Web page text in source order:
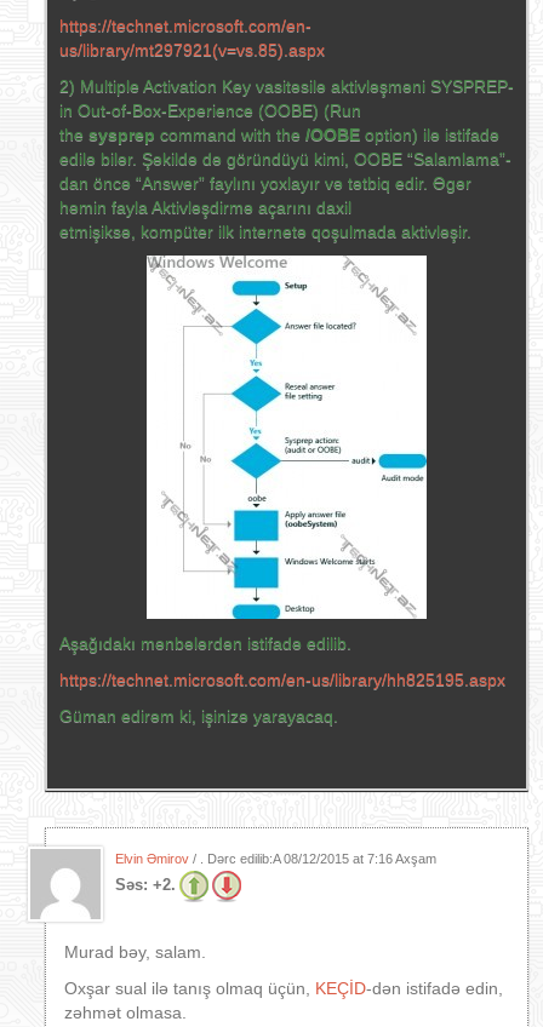
https://technet.microsoft.com/en-
us/library/mt297921(v=vs.85).aspx
2) Multiple Activation Key vasitəsilə aktivləşməni SYSPREP-
in Out-of-Box-Experience (OOBE) (Run
the sysprep command with the /OOBE option) ilə istifadə
edilə bilər. Şəkildə də göründüyü kimi, OOBE “Salamlama”-
dan öncə “Answer” faylını yoxlayır və tətbiq edir. Əgər
həmin fayla Aktivləşdirmə açarını daxil
etmişiksə, kompüter ilk internetə qoşulmada aktivləşir.
Aşağıdakı mənbələrdən istifadə edilib.
https://technet.microsoft.com/en-us/library/hh825195.aspx
Güman edirəm ki, işinizə yarayacaq.
Elvin Əmirov / . Dərc edilib:A08/12/2015 at 7:16 Axşam
Səs: +2.
Murad bəy, salam.
Oxşar sual ilə tanış olmaq üçün, KEÇİD-dən istifadə edin,
zəhmət olmasa.